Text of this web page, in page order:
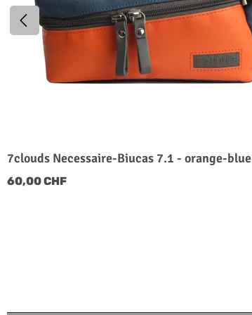
7clouds Necessaire-Biucas 7.1 - orange-blue
Regulärer Preis:
60,00 CHF